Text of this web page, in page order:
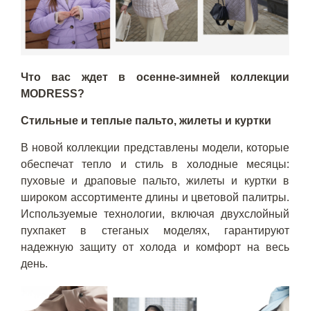
Что вас ждет в осенне-зимней коллекции
MODRESS?
Стильные и теплые пальто, жилеты и куртки
В новой коллекции представлены модели, которые
обеспечат тепло и стиль в холодные месяцы:
пуховые и драповые пальто, жилеты и куртки в
широком ассортименте длины и цветовой палитры.
Используемые технологии, включая двухслойный
пухпакет в стеганых моделях, гарантируют
надежную защиту от холода и комфорт на весь
день.